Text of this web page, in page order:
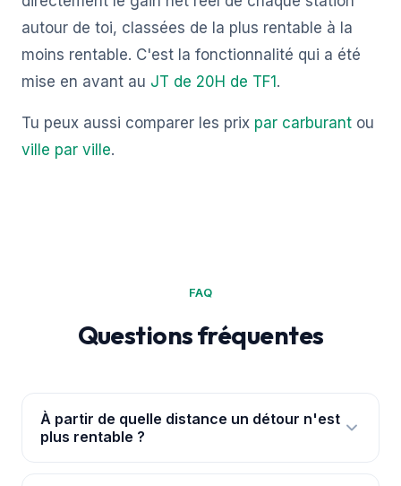
autour de toi, classées de la plus rentable à la
moins rentable. C'est la fonctionnalité qui a été
mise en avant au JT de 20H de TF1 .
Tu peux aussi comparer les prix par carburant ou
ville par ville.
FAQ
Questions fréquentes
À partir de quelle distance un détour n'est
plus rentable ?